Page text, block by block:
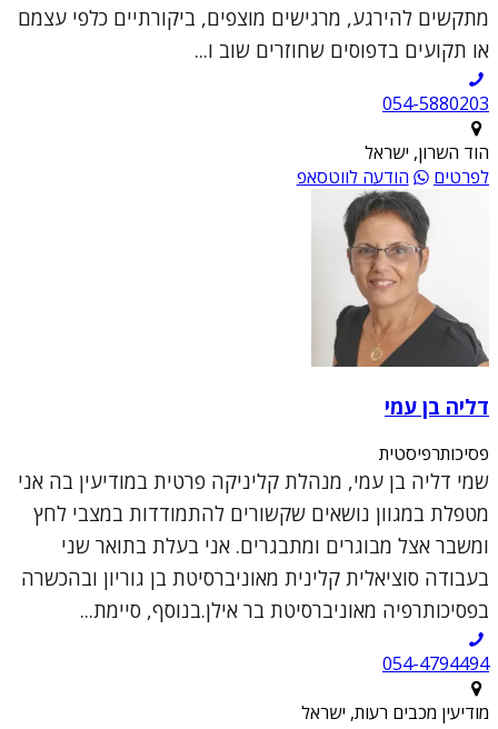
מתקשים להירגע, מרגישים מוצפים, ביקורתיים כלפי עצמם
או תקועים בדפוסים שחוזרים שוב ו...
054-5880203
הוד השרון, ישראל
לפרטים
הודעה לווטסאפ
דליה בן עמי
פסיכותרפיסטית
שמי דליה בן עמי, מנהלת קליניקה פרטית במודיעין בה אני
מטפלת במגוון נושאים שקשורים להתמודדות במצבי לחץ
ומשבר אצל מבוגרים ומתבגרים. אני בעלת בתואר שני
בעבודה סוציאלית קלינית מאוניברסיטת בן גוריון ובהכשרה
בפסיכותרפיה מאוניברסיטת בר אילן.בנוסף, סיימת...
054-4794494
מודיעין מכבים רעות, ישראל